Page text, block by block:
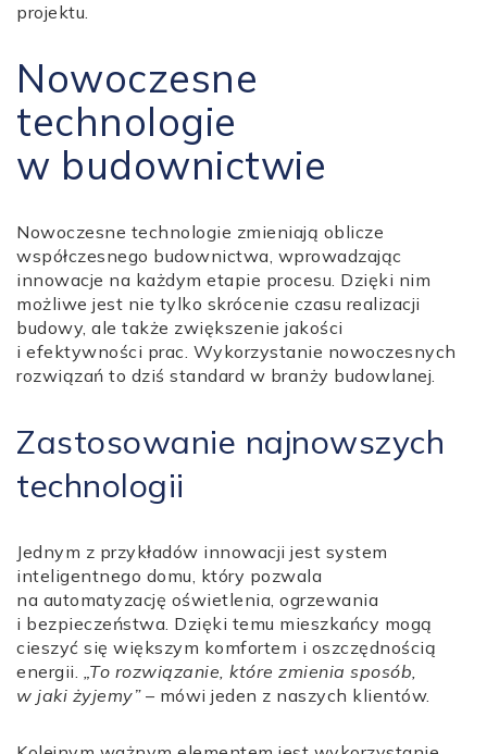
projektu.
Nowoczesne
technologie
w budownictwie
Nowoczesne technologie zmieniają oblicze
współczesnego budownictwa, wprowadzając
innowacje na każdym etapie procesu. Dzięki nim
możliwe jest nie tylko skrócenie czasu realizacji
budowy, ale także zwiększenie jakości
i efektywności prac. Wykorzystanie nowoczesnych
rozwiązań to dziś standard w branży budowlanej.
Zastosowanie najnowszych
technologii
Jednym z przykładów innowacji jest system
inteligentnego domu, który pozwala
na automatyzację oświetlenia, ogrzewania
i bezpieczeństwa. Dzięki temu mieszkańcy mogą
cieszyć się większym komfortem i oszczędnością
energii. „To rozwiązanie, które zmienia sposób,
w jaki żyjemy”– mówi jeden z naszych klientów.